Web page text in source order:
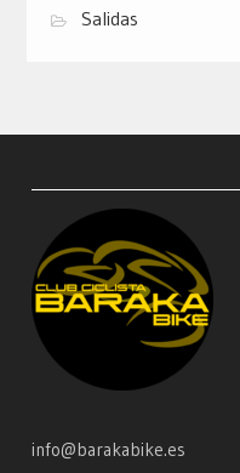
Salidas
info@barakabike.es